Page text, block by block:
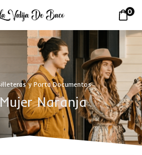
0
y Porta Documentos
Naranja